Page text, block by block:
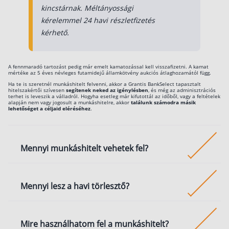
kincstárnak. Méltányossági
kérelemmel 24 havi részletfizetés
kérhető.
A fennmaradó tartozást pedig már emelt kamatozással kell visszafizetni. A kamat
mértéke az 5 éves névleges futamidejű államkötvény aukciós átlaghozamától függ.
Ha te is szeretnél munkáshitelt felvenni, akkor a Grantis BankSelect tapasztalt
hitelszakértői szívesen segítenek neked az igénylésben , és még az adminisztrációs
terhet is leveszik a válladról. Hogyha esetleg már kifutottál az időből, vagy a feltételek
alapján nem vagy jogosult a munkáshitelre, akkor találunk számodra másik
lehetőséget a céljaid eléréséhez.
Mennyi munkáshitelt vehetek fel?
munkáshitelt, de ennél kevesebb összeget is
Mennyi lesz a havi törlesztő?
4 milliós munkáshitel esetében 10 éves futamidőre
Mire használhatom fel a munkáshitelt?